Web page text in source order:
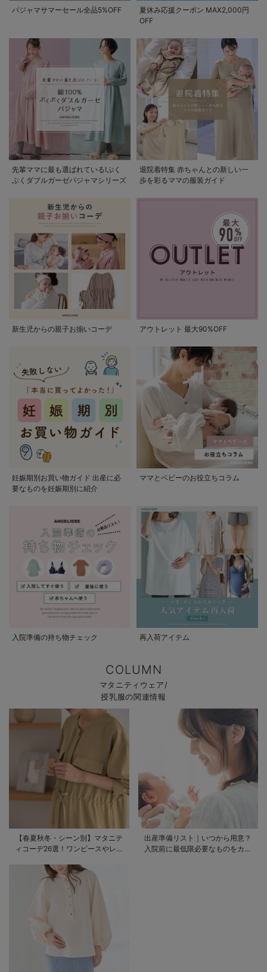
パジャマサマーセール全品5%OFF
夏休み応援クーポン MAX2,000円
OFF
先輩ママに最も選ばれている!ぷく
ぷくダブルガーゼパジャマシリーズ
退院着特集 赤ちゃんとの新しい一
歩を彩るママの服装ガイド
新生児からの親子お揃いコーデ アウトレット 最大90%OFF
妊娠期別お買い物ガイド 出産に必
要なものを妊娠期別に紹介
ママとベビーのお役立ちコラム
入院準備の持ち物チェック 再入荷アイテム
COLUMN
マタニティウェア/
授乳服の関連情報
【春夏秋冬・シーン別】マタニテ
ィコーデ26選！ワンピースやレギ
出産準備リスト｜いつから用意？
入院前に最低限必要なものをカテ